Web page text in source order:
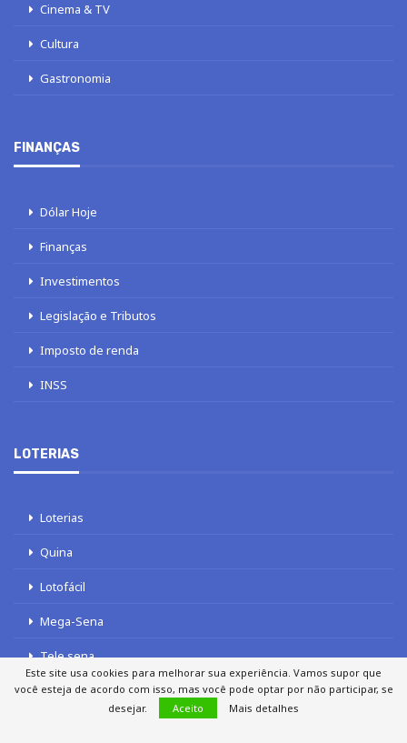
Cinema & TV
Cultura
Gastronomia
FINANÇAS
Dólar Hoje
Finanças
Investimentos
Legislação e Tributos
Imposto de renda
INSS
LOTERIAS
Loterias
Quina
Lotofácil
Mega-Sena
Tele sena
Este site usa cookies para melhorar sua experiência. Vamos supor que
você esteja de acordo com isso, mas você pode optar por não participar, se
desejar.
Aceito Mais detalhes